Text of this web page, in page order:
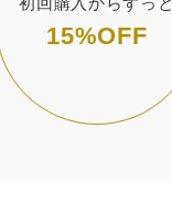
15%OFF